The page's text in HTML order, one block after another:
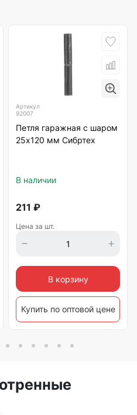
Артикул
92007
Петля гаражная с шаром
25х120 мм Сибртех
В наличии
211 ₽
Цена за шт.
В корзину
Купить по оптовой цене